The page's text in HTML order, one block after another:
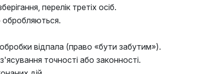
перелік третіх осіб.
відпала (право «бути забутим»).
точності або законності.